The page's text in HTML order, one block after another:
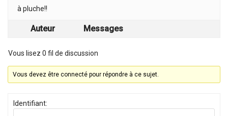
à pluche!!
Auteur Messages
Vous lisez 0 fil de discussion
Vous devez être connecté pour répondre à ce sujet.
Identifiant: